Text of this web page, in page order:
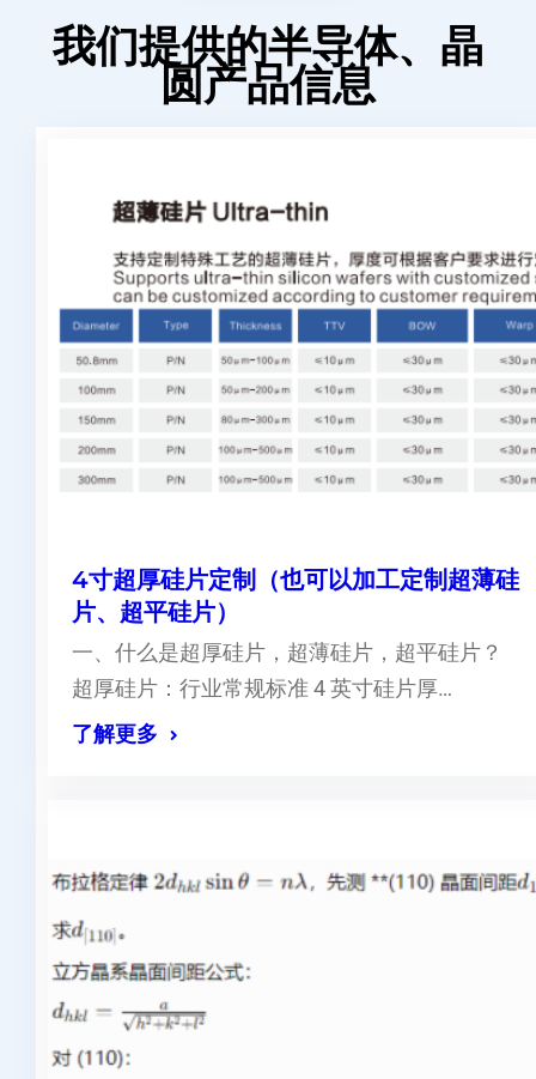
我们提供的半导体、晶
圆产品信息
4寸超厚硅片定制（也可以加工定制超薄硅
片、超平硅片）
一、什么是超厚硅片，超薄硅片，超平硅片？
超厚硅片：行业常规标准 4 英寸硅片厚…
了解更多